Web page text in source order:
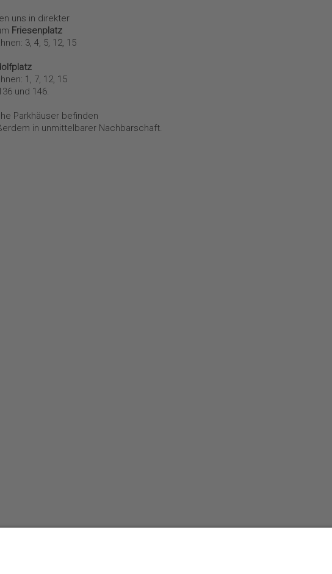
uns in direkter
Friesenplatz
3, 4, 5, 12, 15
1, 7, 12, 15
und 146.
Parkhäuser befinden
in unmittelbarer Nachbarschaft.